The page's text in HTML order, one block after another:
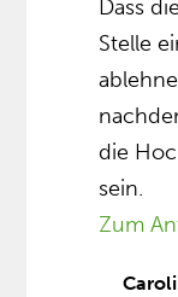
Dass
Stelle
die
sein.
Zum